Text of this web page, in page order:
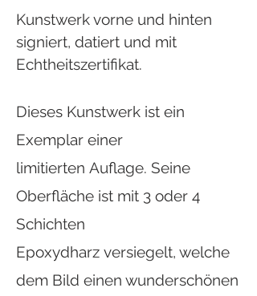
Kunstwerk vorne und hinten
signiert, datiert und mit
Echtheitszertifikat.
Dieses Kunstwerk ist ein
Exemplar einer
limitierten Auflage. Seine
Oberfläche ist mit 3 oder 4
Schichten
Epoxydharz versiegelt, welche
dem Bild einen wunderschönen